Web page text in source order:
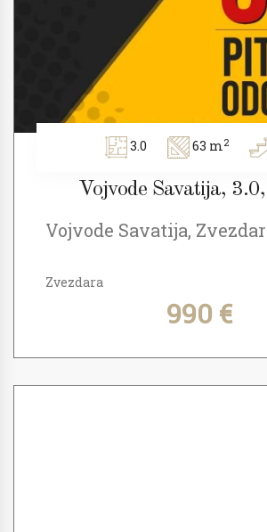
3.0 63 m2
Vojvode Savatija,
Vojvode Savatija,
Zvezdara
990 €